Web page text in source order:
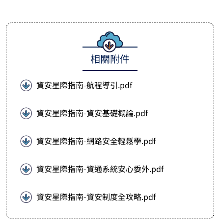
相關附件
資安星際指南-航程導引.pdf
資安星際指南-資安基礎概論.pdf
資安星際指南-網路安全輕鬆學.pdf
資安星際指南-資通系統安心委外.pdf
資安星際指南-資安制度全攻略.pdf